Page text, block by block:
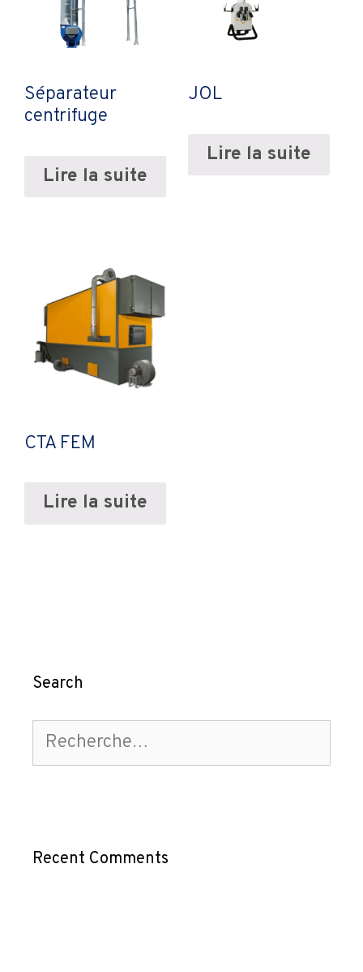
Séparateur
centrifuge
Lire la suite
JOL
Lire la suite
CTA FEM
Lire la suite
Search
Recent Comments